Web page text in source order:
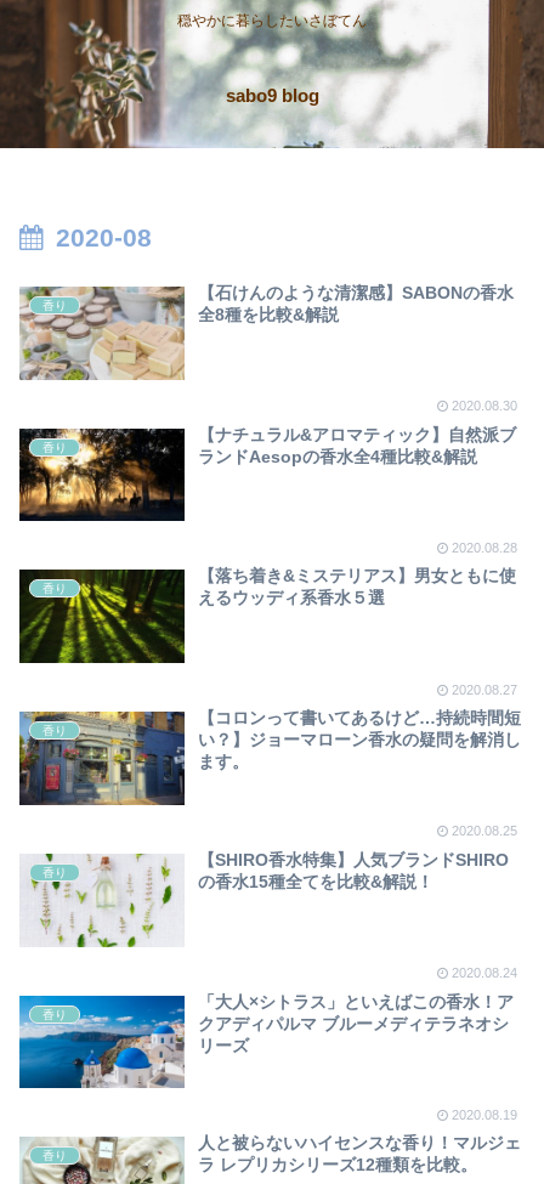
穏やかに暮らしたいさぼてん
sabo9 blog
2020-08
香り
【石けんのような清潔感】SABONの香水
全8種を比較&解説
2020.08.30
香り
【ナチュラル&アロマティック】自然派ブ
ランドAesopの香水全4種比較&解説
2020.08.28
香り
【落ち着き&ミステリアス】男女ともに使
えるウッディ系香水５選
2020.08.27
香り
【コロンって書いてあるけど…持続時間短
い？】ジョーマローン香水の疑問を解消し
ます。
2020.08.25
香り
【SHIRO香水特集】人気ブランドSHIRO
の香水15種全てを比較&解説！
2020.08.24
香り
「大人×シトラス」といえばこの香水！ア
クアディパルマ ブルーメディテラネオシ
リーズ
2020.08.19
香り
人と被らないハイセンスな香り！マルジェ
ラ レプリカシリーズ12種類を比較。